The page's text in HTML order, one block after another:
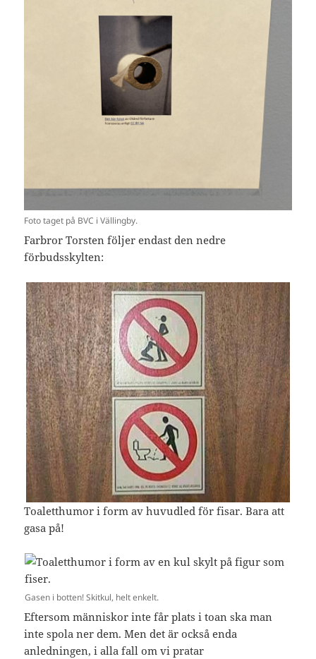
Foto taget på BVC i Vällingby.
Farbror Torsten följer endast den nedre
förbudsskylten:
Toaletthumor i form av huvudled för fisar. Bara att
gasa på!
Gasen i botten! Skitkul, helt enkelt.
Eftersom människor inte får plats i toan ska man
inte spola ner dem. Men det är också enda
anledningen, i alla fall om vi pratar